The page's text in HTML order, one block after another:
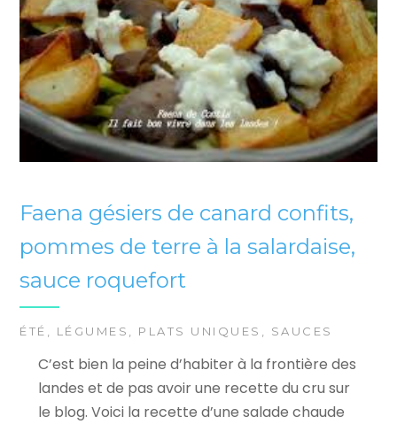
Faena gésiers de canard confits,
pommes de terre à la salardaise,
sauce roquefort
ÉTÉ LÉGUMES PLATS UNIQUES SAUCES
C’est bien la peine d’habiter à la frontière des
landes et de pas avoir une recette du cru sur
le blog. Voici la recette d’une salade chaude